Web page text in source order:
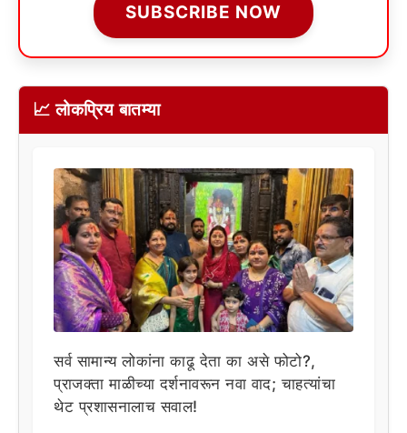
SUBSCRIBE NOW
📈 लोकप्रिय बातम्या
सर्व सामान्य लोकांना काढू देता का असे फोटो?,
प्राजक्ता माळीच्या दर्शनावरून नवा वाद; चाहत्यांचा
थेट प्रशासनालाच सवाल!